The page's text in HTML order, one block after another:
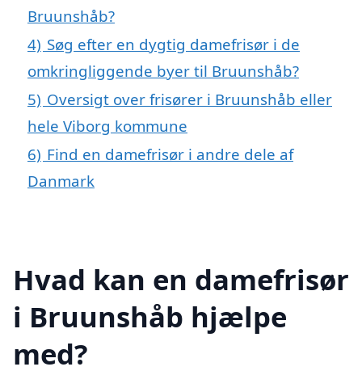
Bruunshåb?
4) Søg efter en dygtig damefrisør i de
omkringliggende byer til Bruunshåb?
5) Oversigt over frisører i Bruunshåb eller
hele Viborg kommune
6) Find en damefrisør i andre dele af
Danmark
Hvad kan en damefrisør
i Bruunshåb hjælpe
med?